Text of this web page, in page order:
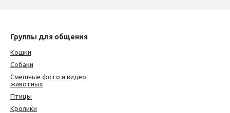
Группы для общения
Кошки
Собаки
Смешные фото и видео
животных
Птицы
Кролики